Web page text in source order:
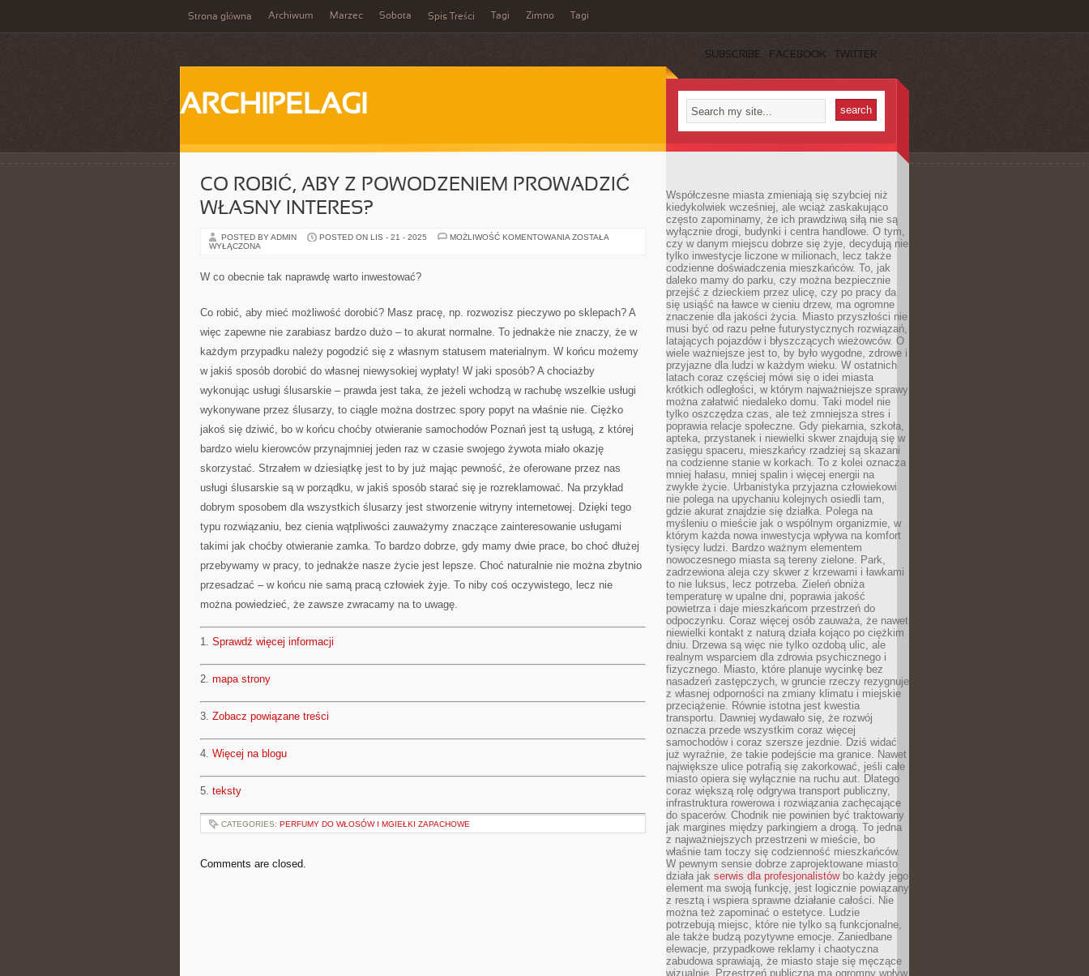
Strona główna Archiwum Marzec Sobota Spis Treści Tagi Zimno Tagi
SUBSCRIBE FACEBOOK TWITTER
ARCHIPELAGI
CO ROBIĆ, ABY Z POWODZENIEM PROWADZIĆ
WŁASNY INTERES?
POSTED BY ADMIN POSTED ON LIS - 21 - 2025 MOŻLIWOŚĆ KOMENTOWANIA CO
ZOSTAŁA
WYŁĄCZONA
W co obecnie tak naprawdę warto inwestować?
Co robić, aby mieć możliwość dorobić? Masz pracę, np. rozwozisz pieczywo po sklepach? A
więc zapewne nie zarabiasz bardzo dużo – to akurat normalne. To jednakże nie znaczy, że w
każdym przypadku należy pogodzić się z własnym statusem materialnym. W końcu możemy
w jakiś sposób dorobić do własnej niewysokiej wypłaty! W jaki sposób? A chociażby
wykonując usługi ślusarskie – prawda jest taka, że jeżeli wchodzą w rachubę wszelkie usługi
wykonywane przez ślusarzy, to ciągle można dostrzec spory popyt na właśnie nie. Ciężko
jakoś się dziwić, bo w końcu choćby otwieranie samochodów Poznań jest tą usługą, z której
bardzo wielu kierowców przynajmniej jeden raz w czasie swojego żywota miało okazję
skorzystać. Strzałem w dziesiątkę jest to by już mając pewność, że oferowane przez nas
usługi ślusarskie są w porządku, w jakiś sposób starać się je rozreklamować. Na przykład
dobrym sposobem dla wszystkich ślusarzy jest stworzenie witryny internetowej. Dzięki tego
typu rozwiązaniu, bez cienia wątpliwości zauważymy znaczące zainteresowanie usługami
takimi jak choćby otwieranie zamka. To bardzo dobrze, gdy mamy dwie prace, bo choć dłużej
przebywamy w pracy, to jednakże nasze życie jest lepsze. Choć naturalnie nie można zbytnio
przesadzać – w końcu nie samą pracą człowiek żyje. To niby coś oczywistego, lecz nie
można powiedzieć, że zawsze zwracamy na to uwagę.
1. Sprawdź więcej informacji
2. mapa strony
3. Zobacz powiązane treści
4. Więcej na blogu
5. teksty
CATEGORIES: PERFUMY DO WŁOSÓW I MGIEŁKI ZAPACHOWE
Comments are closed.
Współczesne miasta zmieniają się szybciej niż
kiedykolwiek wcześniej, ale wciąż zaskakująco
często zapominamy, że ich prawdziwą siłą nie są
wyłącznie drogi, budynki i centra handlowe. O tym,
czy w danym miejscu dobrze się żyje, decydują nie
tylko inwestycje liczone w milionach, lecz także
codzienne doświadczenia mieszkańców. To, jak
daleko mamy do parku, czy można bezpiecznie
przejść z dzieckiem przez ulicę, czy po pracy da
się usiąść na ławce w cieniu drzew, ma ogromne
znaczenie dla jakości życia. Miasto przyszłości nie
musi być od razu pełne futurystycznych rozwiązań,
latających pojazdów i błyszczących wieżowców. O
wiele ważniejsze jest to, by było wygodne, zdrowe i
przyjazne dla ludzi w każdym wieku. W ostatnich
latach coraz częściej mówi się o idei miasta
krótkich odległości, w którym najważniejsze sprawy
można załatwić niedaleko domu. Taki model nie
tylko oszczędza czas, ale też zmniejsza stres i
poprawia relacje społeczne. Gdy piekarnia, szkoła,
apteka, przystanek i niewielki skwer znajdują się w
zasięgu spaceru, mieszkańcy rzadziej są skazani
na codzienne stanie w korkach. To z kolei oznacza
mniej hałasu, mniej spalin i więcej energii na
zwykłe życie. Urbanistyka przyjazna człowiekowi
nie polega na upychaniu kolejnych osiedli tam,
gdzie akurat znajdzie się działka. Polega na
myśleniu o mieście jak o wspólnym organizmie, w
którym każda nowa inwestycja wpływa na komfort
tysięcy ludzi. Bardzo ważnym elementem
nowoczesnego miasta są tereny zielone. Park,
zadrzewiona aleja czy skwer z krzewami i ławkami
to nie luksus, lecz potrzeba. Zieleń obniża
temperaturę w upalne dni, poprawia jakość
powietrza i daje mieszkańcom przestrzeń do
odpoczynku. Coraz więcej osób zauważa, że nawet
niewielki kontakt z naturą działa kojąco po ciężkim
dniu. Drzewa są więc nie tylko ozdobą ulic, ale
realnym wsparciem dla zdrowia psychicznego i
fizycznego. Miasto, które planuje wycinkę bez
nasadzeń zastępczych, w gruncie rzeczy rezygnuje
z własnej odporności na zmiany klimatu i miejskie
przeciążenie. Równie istotna jest kwestia
transportu. Dawniej wydawało się, że rozwój
oznacza przede wszystkim coraz więcej
samochodów i coraz szersze jezdnie. Dziś widać
już wyraźnie, że takie podejście ma granice. Nawet
największe ulice potrafią się zakorkować, jeśli całe
miasto opiera się wyłącznie na ruchu aut. Dlatego
coraz większą rolę odgrywa transport publiczny,
infrastruktura rowerowa i rozwiązania zachęcające
do spacerów. Chodnik nie powinien być traktowany
jak margines między parkingiem a drogą. To jedna
z najważniejszych przestrzeni w mieście, bo
właśnie tam toczy się codzienność mieszkańców.
W pewnym sensie dobrze zaprojektowane miasto
działa jak serwis dla profesjonalistówbo każdy jego
element ma swoją funkcję, jest logicznie powiązany
z resztą i wspiera sprawne działanie całości. Nie
można też zapominać o estetyce. Ludzie
potrzebują miejsc, które nie tylko są funkcjonalne,
ale także budzą pozytywne emocje. Zaniedbane
elewacje, przypadkowe reklamy i chaotyczna
zabudowa sprawiają, że miasto staje się męczące
wizualnie. Przestrzeń publiczna ma ogromny wpływ